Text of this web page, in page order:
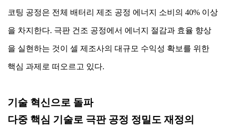
코팅 공정은 전체 배터리 제조 공정 에너지 소비의 40% 이상
을 차지한다. 극판 건조 공정에서 에너지 절감과 효율 향상
을 실현하는 것이 셀 제조사의 대규모 수익성 확보를 위한
핵심 과제로 떠오르고 있다.
기술 혁신으로 돌파
다중 핵심 기술로 극판 공정 정밀도 재정의